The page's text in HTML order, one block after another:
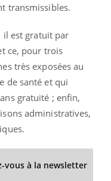
transmissibles.
il est gratuit par
ce, pour trois
très exposées au
de santé et qui
gratuité ; enfin,
administratives,
vous à la newsletter